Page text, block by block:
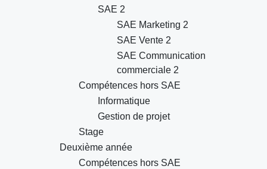
SAE 2
SAE Marketing 2
SAE Vente 2
SAE Communication
commerciale 2
Compétences hors SAE
Informatique
Gestion de projet
Stage
Deuxième année
Compétences hors SAE